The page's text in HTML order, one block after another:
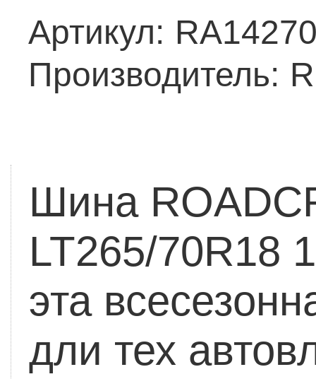
Артикул:
Производитель:
Шина
LT265/70R18
эта
дли тех